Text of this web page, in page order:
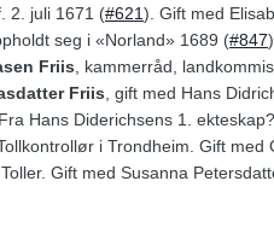
2. juli 1671 (#621). Gift med
seg i «Norland» 1689 (#847)
Friis , kammerråd,
Friis , gift med Hans
Hans Diderichsens 1.
i Trondheim. Gift med
Gift med Susanna